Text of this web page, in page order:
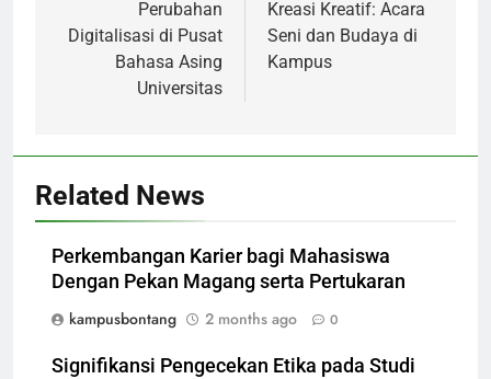
navigationPerubahan
Digitalisasi di Pusat
Bahasa Asing
Universitas
Kreasi Kreatif: Acara
Seni dan Budaya di
Kampus
Related News
Perkembangan Karier bagi Mahasiswa
Dengan Pekan Magang serta Pertukaran
kampusbontang
2 months ago 0
Signifikansi Pengecekan Etika pada Studi